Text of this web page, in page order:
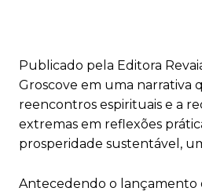
Publicado pela Editora
Groscove em uma narrativa
reencontros espirituais e a
extremas em reflexões
prosperidade sustentável,
Antecedendo o lançamento